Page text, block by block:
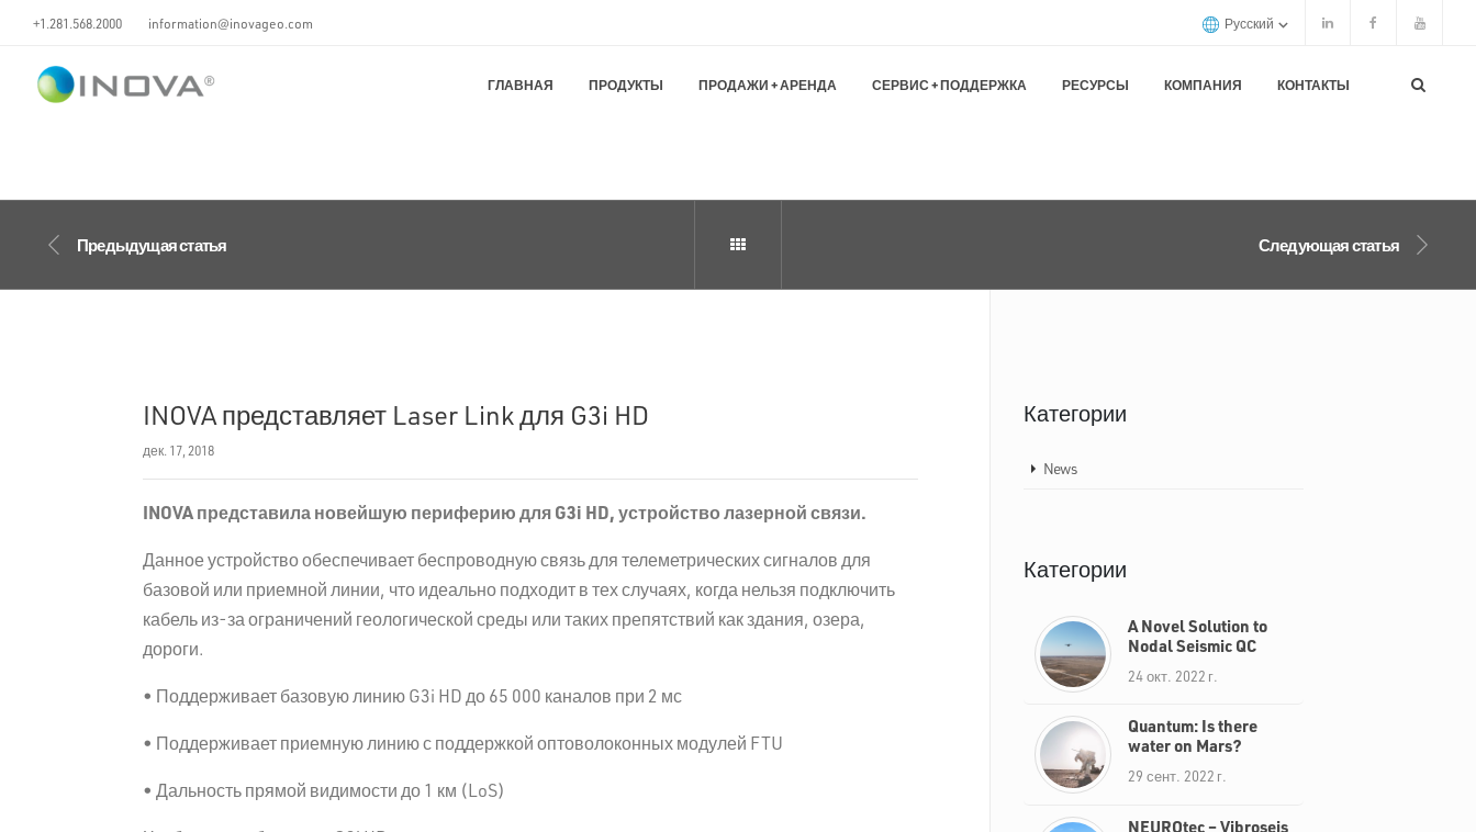
+1.281.568.2000 information@inovageo.com Русский
ГЛАВНАЯ ПРОДУКТЫ ПРОДАЖИ + АРЕНДА СЕРВИС + ПОДДЕРЖКА РЕСУРСЫ КОМПАНИЯ КОНТАКТЫ
Предыдущая статья Следующая статья
INOVA представляет Laser Link для G3i HD
дек. 17, 2018
INOVAпредставила новейшую периферию дляG3i HD, устройство лазерной связи.
Данное устройство обеспечивает беспроводную связь для телеметрических сигналов для
базовой или приемной линии, что идеально подходит в тех случаях, когда нельзя подключить
кабель из-за ограничений геологической среды или таких препятствий как здания, озера,
дороги.
• Поддерживает базовую линию G3i HD до 65 000 каналов при 2 мс
• Поддерживает приемную линию с поддержкой оптоволоконных модулей FTU
• Дальность прямой видимости до 1 км (LoS)
Категории
News
Категории
A Novel Solution to
Nodal Seismic QC
24 окт. 2022 г.
Quantum: Is there
water on Mars?
29 сент. 2022 г.
NEUROtec – Vibroseis